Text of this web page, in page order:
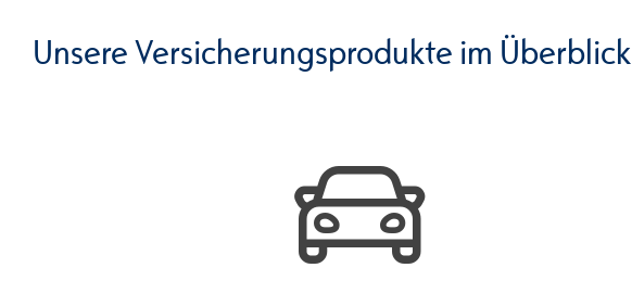
Unsere Versicherungsprodukte im Überblick